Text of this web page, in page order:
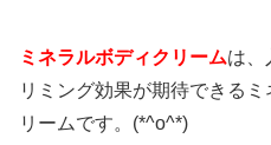
ミネラルボディクリームは、
リミング効果が期待できる
リームです。(*^o^*)